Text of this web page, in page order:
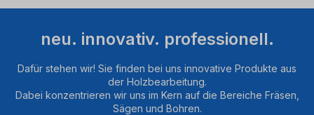
neu. innovativ. professionell.
Dafür stehen wir! Sie finden bei uns innovative Produkte aus
der Holzbearbeitung.
Dabei konzentrieren wir uns im Kern auf die Bereiche Fräsen,
Sägen und Bohren.